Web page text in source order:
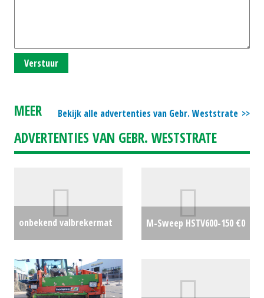
Verstuur
Bekijk alle advertenties van Gebr. Weststrate
MEER
ADVERTENTIES VAN GEBR. WESTSTRATE
onbekend valbrekermat
M-Sweep HSTV600-150 €0